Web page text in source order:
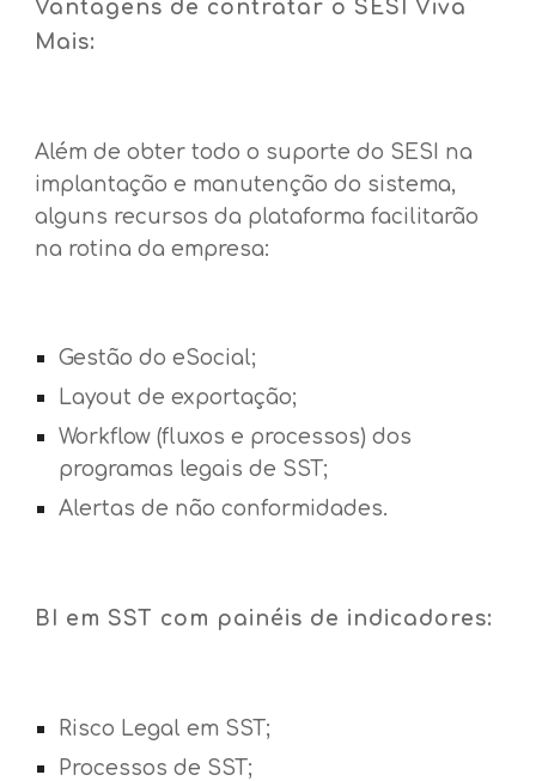
Vantagens de contratar o SESI Viva
Mais:
Além de obter todo o suporte do SESI na
implantação e manutenção do sistema,
alguns recursos da plataforma facilitarão
na rotina da empresa:
Gestão do eSocial;
Layout de exportação;
Workflow (fluxos e processos) dos
programas legais de SST;
Alertas de não conformidades.
BI em SST com painéis de indicadores:
Risco Legal em SST;
Processos de SST;